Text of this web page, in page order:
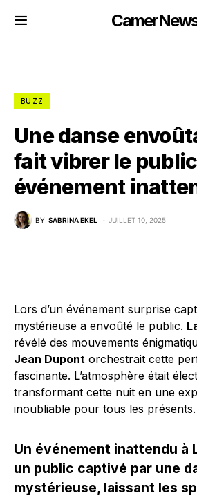
BUZZ
Une danse
fait vibrer le
événement
BY SABRINA EKEL JUILLET 10, 2025
Lors d’un événement surprise
mystérieuse a envoûté le public.
révélé des mouvements
Jean Dupont orchestrait cette
fascinante. L’atmosphère était
transformant cette nuit en une
inoubliable pour tous les présents.
Un événement inattendu à
un public captivé par une
mystérieuse, laissant les